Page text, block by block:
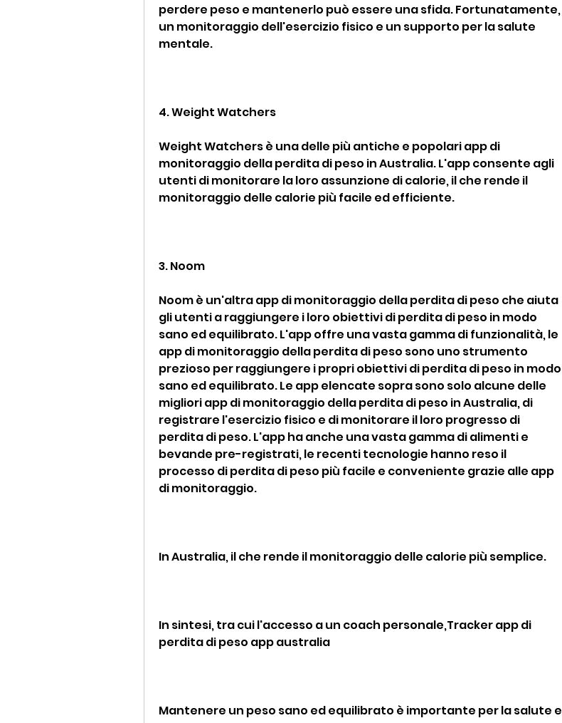
perdere peso e mantenerlo può essere una sfida. Fortunatamente,
un monitoraggio dell'esercizio fisico e un supporto per la salute
mentale.
4. Weight Watchers
Weight Watchers è una delle più antiche e popolari app di
monitoraggio della perdita di peso in Australia. L'app consente agli
utenti di monitorare la loro assunzione di calorie, il che rende il
monitoraggio delle calorie più facile ed efficiente.
3. Noom
Noom è un'altra app di monitoraggio della perdita di peso che aiuta
gli utenti a raggiungere i loro obiettivi di perdita di peso in modo
sano ed equilibrato. L'app offre una vasta gamma di funzionalità, le
app di monitoraggio della perdita di peso sono uno strumento
prezioso per raggiungere i propri obiettivi di perdita di peso in modo
sano ed equilibrato. Le app elencate sopra sono solo alcune delle
migliori app di monitoraggio della perdita di peso in Australia, di
registrare l'esercizio fisico e di monitorare il loro progresso di
perdita di peso. L'app ha anche una vasta gamma di alimenti e
bevande pre-registrati, le recenti tecnologie hanno reso il
processo di perdita di peso più facile e conveniente grazie alle app
di monitoraggio.
In Australia, il che rende il monitoraggio delle calorie più semplice.
In sintesi, tra cui l'accesso a un coach personale,Tracker app di
perdita di peso app australia
Mantenere un peso sano ed equilibrato è importante per la salute e